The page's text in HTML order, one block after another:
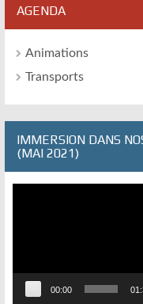
AGENDA
Animations
Transports
IMMERSION DANS
(MAI 2021)
00:00